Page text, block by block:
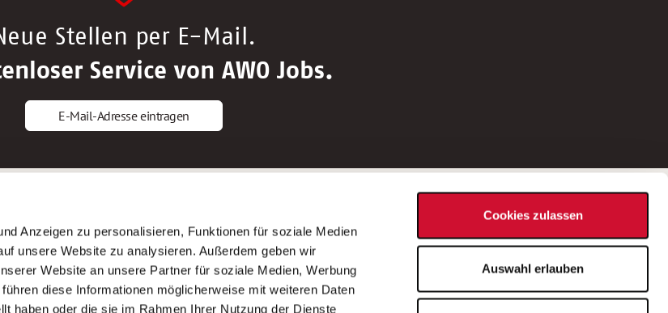
Anzeigen zu personalisieren, Funktionen für soziale Medien
unsere Website zu analysieren. Außerdem geben wir
Website an unsere Partner für soziale Medien, Werbung
diese Informationen möglicherweise mit weiteren Daten
haben oder die sie im Rahmen Ihrer Nutzung der Dienste
Cookies zulassen
Auswahl erlauben
Stellen per E-Mail.
Service von AWO Jobs.
E-Mail-Adresse eintragen
AWO Gliederungen nach Bundesland
Stellenangebote nach Bundesländern
Sitemap
Impressum
Datenschutz
Bei Fragen zu einer Stellenausschreibung
wenden Sie sich bitte an die*den in der
Stellenausschreibung genannte*n